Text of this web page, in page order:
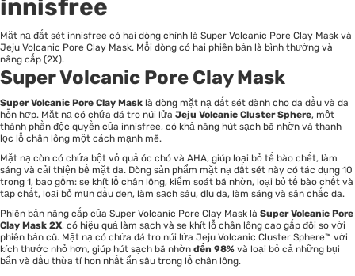
innisfree
Mặt nạ đất sét innisfree có hai dòng chính là Super Volcanic Pore Clay Mask và
Jeju Volcanic Pore Clay Mask. Mỗi dòng có hai phiên bản là bình thường và
nâng cấp (2X).
Super Volcanic Pore Clay Mask
Super Volcanic Pore Clay Mask là dòng mặt nạ đất sét dành cho da dầu và da
hỗn hợp. Mặt nạ có chứa đá tro núi lửa Jeju Volcanic Cluster Sphere, một
thành phần độc quyền của innisfree, có khả năng hút sạch bã nhờn và thanh
lọc lỗ chân lông một cách mạnh mẽ.
Mặt nạ còn có chứa bột vỏ quả óc chó và AHA, giúp loại bỏ tế bào chết, làm
sáng và cải thiện bề mặt da. Dòng sản phẩm mặt nạ đất sét này có tác dụng 10
trong 1, bao gồm: se khít lỗ chân lông, kiểm soát bã nhờn, loại bỏ tế bào chết và
tạp chất, loại bỏ mụn đầu đen, làm sạch sâu, dịu da, làm sáng và săn chắc da.
Phiên bản nâng cấp của Super Volcanic Pore Clay Mask là Super Volcanic Pore
Clay Mask 2X, có hiệu quả làm sạch và se khít lỗ chân lông cao gấp đôi so với
phiên bản cũ. Mặt nạ có chứa đá tro núi lửa Jeju Volcanic Cluster Sphere™ với
kích thước nhỏ hơn, giúp hút sạch bã nhờn đến 98% và loại bỏ cả những bụi
bẩn và dầu thừa tí hon nhất ẩn sâu trong lỗ chân lông.